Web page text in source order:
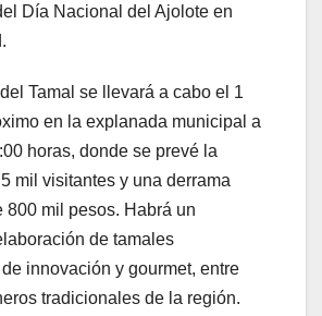
Día Nacional del Ajolote en
Tamal se llevará a cabo el 1
en la explanada municipal a
horas, donde se prevé la
mil visitantes y una derrama
800 mil pesos. Habrá un
de tamales
innovación y gourmet, entre
tradicionales de la región.